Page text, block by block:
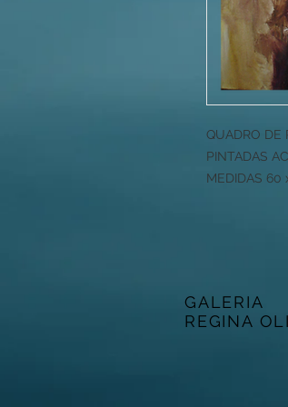
QUADRO DE
PINTADAS
MEDIDAS 60
GALERIA
REGINA